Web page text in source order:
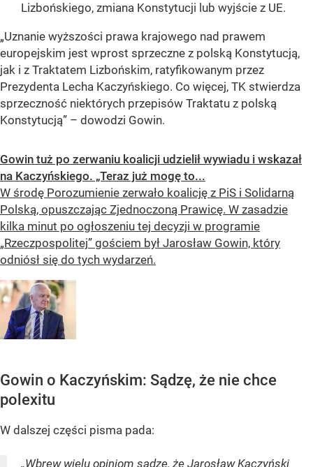
Lizbońskiego, zmiana Konstytucji lub wyjście z UE.
„Uznanie wyższości prawa krajowego nad prawem
europejskim jest wprost sprzeczne z polską Konstytucją,
jak i z Traktatem Lizbońskim, ratyfikowanym przez
Prezydenta Lecha Kaczyńskiego. Co więcej, TK stwierdza
sprzeczność niektórych przepisów Traktatu z polską
Konstytucją” – dowodzi Gowin.
Gowin tuż po zerwaniu koalicji udzielił wywiadu i wskazał
na Kaczyńskiego. „Teraz już mogę to...
W środę Porozumienie zerwało koalicję z PiS i Solidarną
Polską, opuszczając Zjednoczoną Prawicę. W zasadzie
kilka minut po ogłoszeniu tej decyzji w programie
„Rzeczpospolitej” gościem był Jarosław Gowin, który
odniósł się do tych wydarzeń.
Gowin o Kaczyńskim: Sądzę, że nie chce
polexitu
W dalszej części pisma pada:
„Wbrew wielu opiniom sądzę, że Jarosław Kaczyński